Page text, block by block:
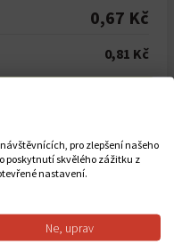
0,67 Kč
0,81 Kč
201,69 Kč
pro zlepšení našeho
poskytnutí skvělého zážitku z
nastavení.
Ne, uprav